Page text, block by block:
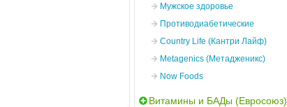
Мужское здоровье
Противодиабетические
Country Life (Кантри Лайф)
Metagenics (Метадженикс)
Now Foods
Витамины и БАДы (Евросоюз)